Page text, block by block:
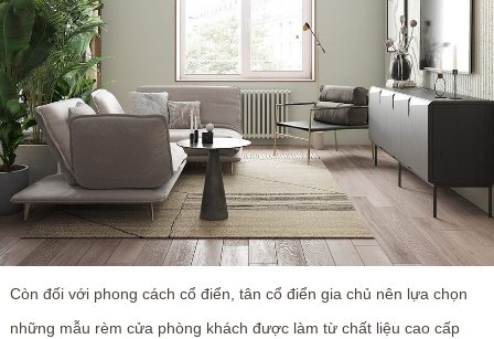
Còn đối với phong cách cổ điển, tân cổ điển gia chủ nên lựa chọn
những mẫu rèm cửa phòng khách được làm từ chất liệu cao cấp